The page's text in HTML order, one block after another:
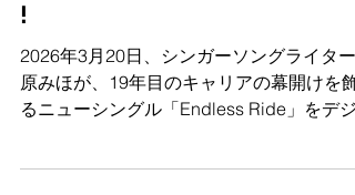
mars ! Les précommandes
sont ouvertes dès aujourd'hui
!
2026年3月20日、シンガーソングライター